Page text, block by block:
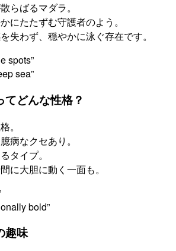
らばるマダラ。
にたたずむ守護者のよう。
失わず、穏やかに泳ぐ存在です。
spots”
sea”
どんな性格？
。
病なクセあり。
タイプ。
に大胆に動く一面も。
bold”
趣味